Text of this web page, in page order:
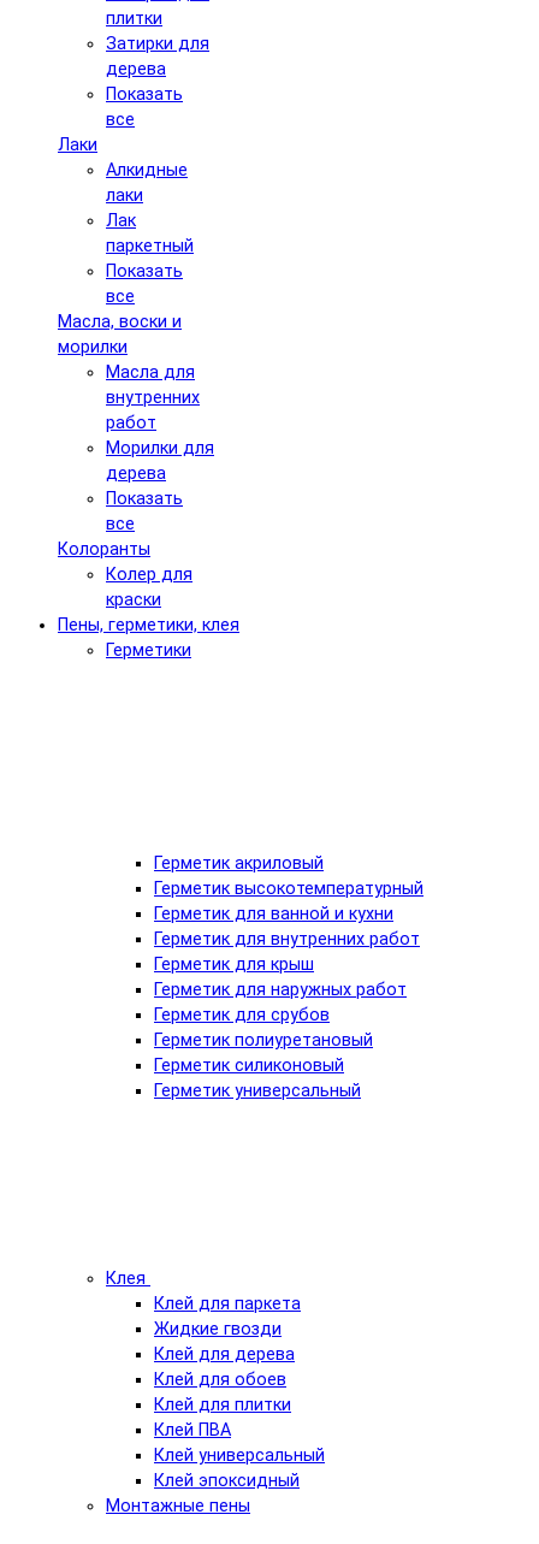
плитки
Затирки для
дерева
Показать
все
Лаки
Алкидные
лаки
Лак
паркетный
Показать
все
Масла, воски и
морилки
Масла для
внутренних
работ
Морилки для
дерева
Показать
все
Колоранты
Колер для
краски
Пены, герметики, клея
Герметики
Герметик акриловый
Герметик высокотемпературный
Герметик для ванной и кухни
Герметик для внутренних работ
Герметик для крыш
Герметик для наружных работ
Герметик для срубов
Герметик полиуретановый
Герметик силиконовый
Герметик универсальный
Клея
Клей для паркета
Жидкие гвозди
Клей для дерева
Клей для обоев
Клей для плитки
Клей ПВА
Клей универсальный
Клей эпоксидный
Монтажные пены